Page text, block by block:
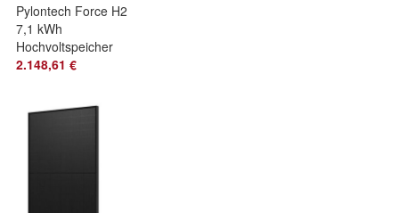
Pylontech Force H2
7,1 kWh
Hochvoltspeicher
192V
2.148,61 €